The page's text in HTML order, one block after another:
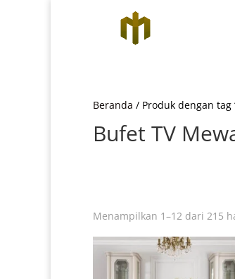
Beranda / Produk dengan tag
Bufet TV
Menampilkan 1–12 dari 215